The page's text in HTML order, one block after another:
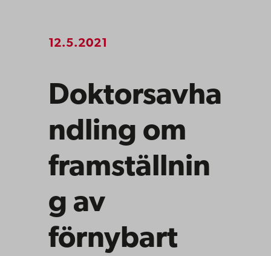
12.5.2021
Doktorsavha
ndling om
framställnin
g av
förnybart